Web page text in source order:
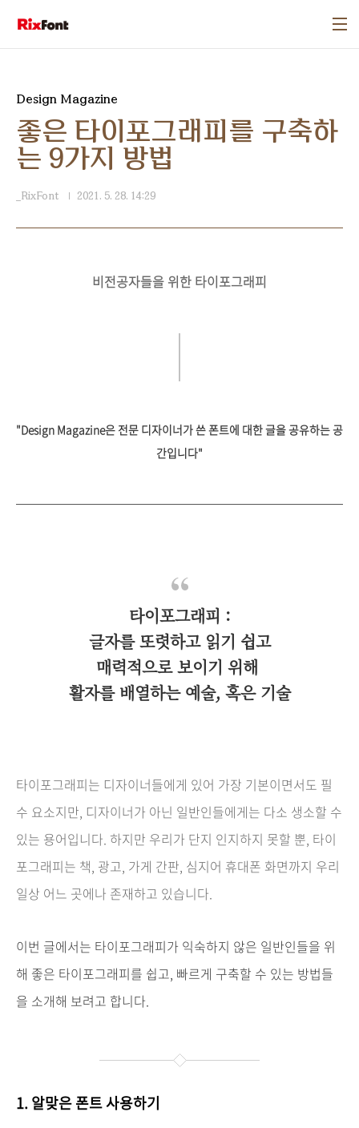
Design Magazine
좋은 타이포그래피를 구축하
는 9가지 방법
_RixFont 2021. 5. 28. 14:29
비전공자들을 위한 타이포그래피
"Design Magazine은 전문 디자이너가 쓴 폰트에 대한 글을 공유하는 공
간입니다"
타이포그래피 :
글자를 또렷하고 읽기 쉽고
매력적으로 보이기 위해
활자를 배열하는 예술, 혹은 기술
타이포그래피는 디자이너들에게 있어 가장 기본이면서도 필
수 요소지만, 디자이너가 아닌 일반인들에게는 다소 생소할 수
있는 용어입니다. 하지만 우리가 단지 인지하지 못할 뿐, 타이
포그래피는 책, 광고, 가게 간판, 심지어 휴대폰 화면까지 우리
일상 어느 곳에나 존재하고 있습니다.
이번 글에서는 타이포그래피가 익숙하지 않은 일반인들을 위
해 좋은 타이포그래피를 쉽고, 빠르게 구축할 수 있는 방법들
을 소개해 보려고 합니다.
1.알맞은 폰트사용하기